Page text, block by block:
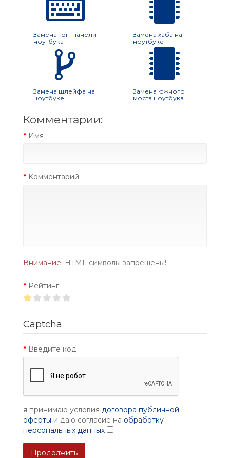
Замена топ-панели
ноутбука
Замена хаба на
ноутбуке
Замена шлейфа на
ноутбуке
Замена южного
моста ноутбука
Комментарии:
Имя
Комментарий
Внимание: HTML символы запрещены!
Рейтинг
Captcha
Введите код
я принимаю условия договора публичной
оферты и даю согласие на обработку
персональных данных
Продолжить